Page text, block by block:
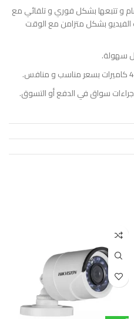
و تتبعها بشكل فوري و تلقائي مع
الفيديو بشكل متزامن مع الوقت
سهولة.
سواق في الدفع أو التسوق.